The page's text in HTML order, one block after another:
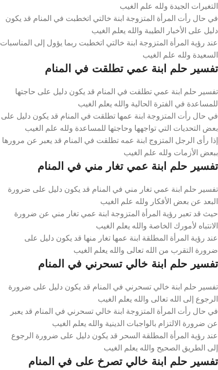
التغيرات الجيدة ولله علم الغيب
في حال رأت المرأة المتزوجة ابنة خالتي اتخطبت في المنام قد يكون
دليل على الأخبار الطيبة والله يعلم الغيب
عند رؤية المرأة المتزوجة ابنة خالتي اتخطبت ربما يؤول إلى المناسبات
السعيدة ولله علم الغيب
تفسير حلم ابنة عمي تطلقت في المنام
تفسير حلم ابنة عمي تطلقت في المنام قد يكون دليل على حاجتها
للمساعدة في الفترة الحالية والله يعلم الغيب
في حال رأت المتزوجة ابنة عمها تطلقت في المنام قد يكون دليل على
بعض التحديات التي تواجهها وحاجتها للمساعدة ولله علم الغيب
إذا رأى الرجل المتزوج ابنة عمه تطلقت في المنام قد يعبر عن مرورها
ببعض الأزمات ولله علم الغيب
تفسير حلم ابنة عمي تغار مني في المنام
تفسير حلم ابنة عمي تغار مني في المنام قد يكون دليل على ضرورة
البعد عن بعض الأفكار ولله علم الغيب
حيث قد تعبر رؤية المرأة المتزوجة ابنة عمي تغار مني عن ضرورة
الانتباه لأمورك الخاصة والله يعلم الغيب
عند رؤية المرأة المطلقة ابنة عمها تغار منها قد يكون دليل على
ضرورة التقرب من الله تعالى والله يعلم الغيب
تفسير حلم ابنة خالي تسحرني في المنام
تفسير حلم ابنة خالي تسحرني في المنام قد يكون دليل على ضرورة
الرجوع إلى الله تعالى والله يعلم الغيب
في حال رأت المرأة المتزوجة ابنة خالي تسحرني في المنام قد يعبر
عن ضرورة الالتزام بالواجبات الدينية والله يعلم الغيب
عند رؤية المرأة المطلقة السحر قد يكون دليل على ضرورة الرجوع
إلى الطريق الصحيح والله يعلم الغيب
تفسير حلم ابنة خالي تصرخ على في المنام